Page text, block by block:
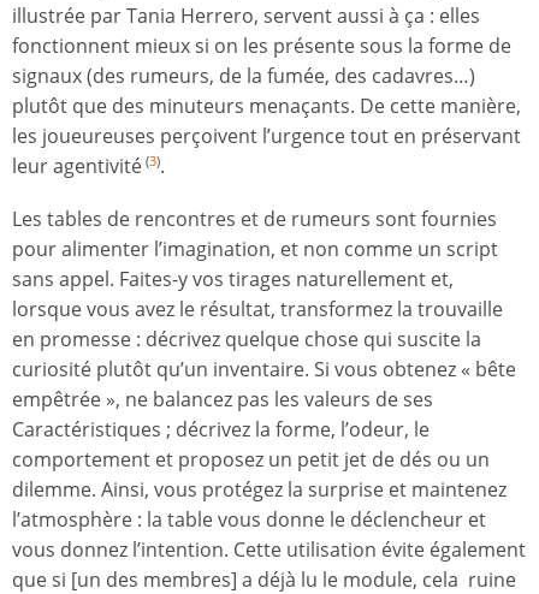
illustrée par Tania Herrero, servent aussi à ça : elles
fonctionnent mieux si on les présente sous la forme de
signaux (des rumeurs, de la fumée, des cadavres…)
plutôt que des minuteurs menaçants. De cette manière,
les joueureuses perçoivent l’urgence tout en préservant
leur agentivité (3).
Les tables de rencontres et de rumeurs sont fournies
pour alimenter l’imagination, et non comme un script
sans appel. Faites-y vos tirages naturellement et,
lorsque vous avez le résultat, transformez la trouvaille
en promesse : décrivez quelque chose qui suscite la
curiosité plutôt qu’un inventaire. Si vous obtenez « bête
empêtrée », ne balancez pas les valeurs de ses
Caractéristiques ; décrivez la forme, l’odeur, le
comportement et proposez un petit jet de dés ou un
dilemme. Ainsi, vous protégez la surprise et maintenez
l’atmosphère : la table vous donne le déclencheur et
vous donnez l’intention. Cette utilisation évite également
que si [un des membres] a déjà lu le module, cela ruine